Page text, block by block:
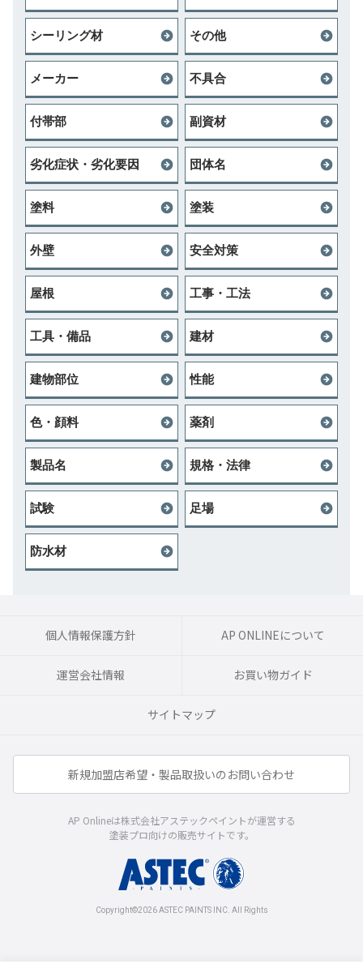
シーリング材 その他
メーカー 不具合
付帯部 副資材
劣化症状・劣化要因 団体名
塗料 塗装
外壁 安全対策
屋根 工事・工法
工具・備品 建材
建物部位 性能
色・顔料 薬剤
製品名 規格・法律
試験 足場
防水材
個人情報保護方針 AP ONLINEについて
運営会社情報 お買い物ガイド
サイトマップ
新規加盟店希望・製品取扱いのお問い合わせ
AP Onlineは株式会社アステックペイントが運営する
塗装プロ向けの販売サイトです。
Copyright©2026 ASTEC PAINTS INC. All Rights